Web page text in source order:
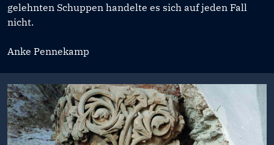
gelehnten Schuppen handelte es sich auf jeden Fall
nicht.
Anke Pennekamp